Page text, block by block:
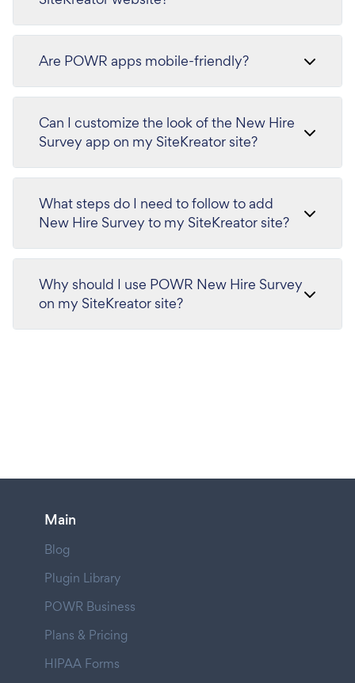
Are POWR apps mobile-friendly?
Can I customize the look of the New Hire
Survey app on my SiteKreator site?
What steps do I need to follow to add
New Hire Survey to my SiteKreator site?
Why should I use POWR New Hire Survey
on my SiteKreator site?
Main
Blog
Plugin Library
POWR Business
Plans & Pricing
HIPAA Forms